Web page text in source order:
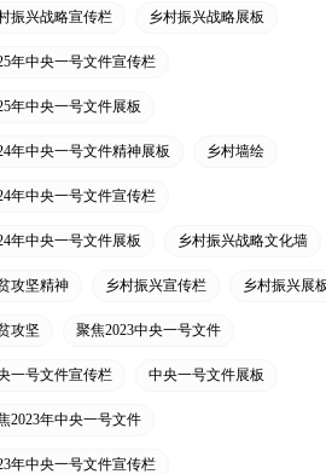
振兴战略宣传栏 乡村振兴战略展板
年中央一号文件宣传栏
年中央一号文件展板
年中央一号文件精神展板 乡村墙绘
年中央一号文件宣传栏
年中央一号文件展板 乡村振兴战略文化墙
攻坚精神 乡村振兴宣传栏 乡村振兴展
攻坚 聚焦2023中央一号文件
一号文件宣传栏 中央一号文件展板
2023年中央一号文件
年中央一号文件宣传栏